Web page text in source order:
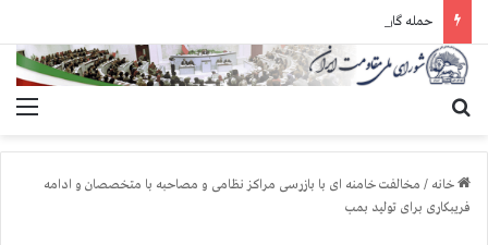
خانه / مخالفت خامنه ای با بازرسی مراكز نظامی و مصاحبه با متخصصان و ادامه
فریبكاری برای تولید بمب